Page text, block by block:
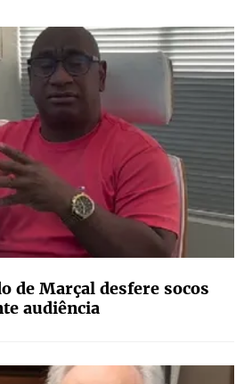
de Marçal desfere socos
audiência